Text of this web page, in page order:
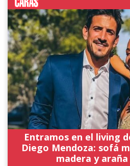
Entramos en el living
Diego Mendoza: sofá
madera y